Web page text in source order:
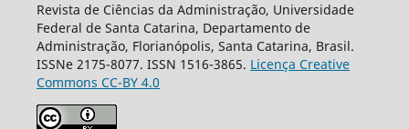
Revista de Ciências da Administração, Universidade
Federal de Santa Catarina, Departamento de
Administração, Florianópolis, Santa Catarina, Brasil.
ISSNe 2175-8077. ISSN 1516-3865. Licença Creative
Commons CC-BY 4.0